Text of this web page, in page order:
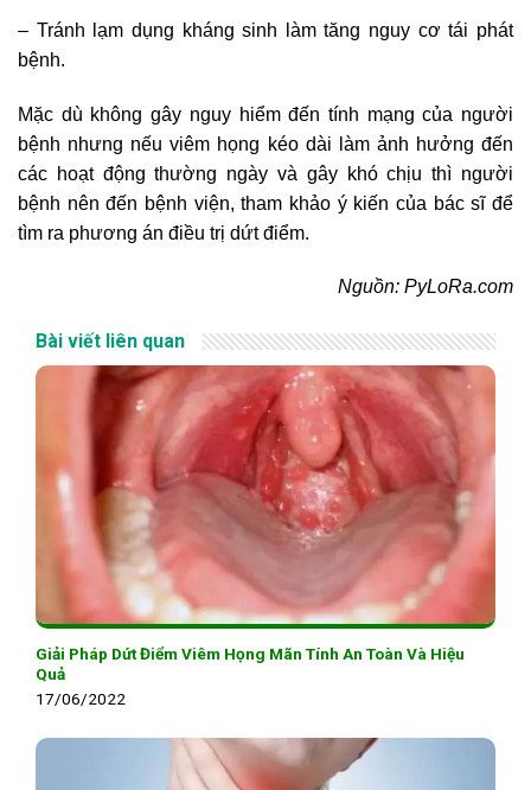
– Tránh lạm dụng kháng sinh làm tăng nguy cơ tái phát
bệnh.
Mặc dù không gây nguy hiểm đến tính mạng của người
bệnh nhưng nếu viêm họng kéo dài làm ảnh hưởng đến
các hoạt động thường ngày và gây khó chịu thì người
bệnh nên đến bệnh viện, tham khảo ý kiến của bác sĩ để
tìm ra phương án điều trị dứt điểm.
Nguồn: PyLoRa.com
Bài viết liên quan
Giải Pháp Dứt Điểm Viêm Họng Mãn Tính An Toàn Và Hiệu
Quả
17/06/2022